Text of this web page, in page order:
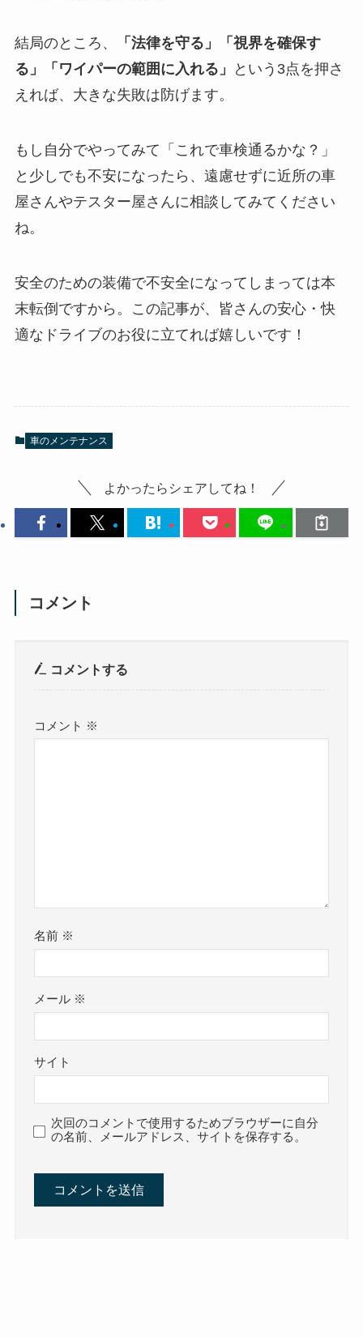
結局のところ、
「法律を守る」「視界を確保す
る」「ワイパーの範囲に入れる」
という3点を押さ
えれば、大きな失敗は防げます。
もし自分でやってみて「これで車検通るかな？」
と少しでも不安になったら、遠慮せずに近所の車
屋さんやテスター屋さんに相談してみてください
ね。
安全のための装備で不安全になってしまっては本
末転倒ですから。この記事が、皆さんの安心・快
適なドライブのお役に立てれば嬉しいです！
車のメンテナンス
よかったらシェアしてね！
コメント
コメントする
コメント ※
名前 ※
メール ※
サイト
次回のコメントで使用するためブラウザーに自分
の名前、メールアドレス、サイトを保存する。